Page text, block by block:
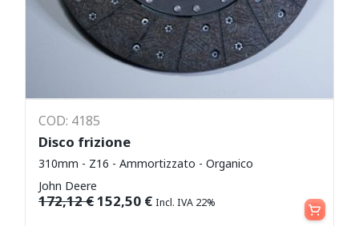
COD: 4185
Disco frizione
310mm - Z16 - Ammortizzato - Organico
John Deere
172,12€152,50 € Incl. IVA 22% Aggiungi al carrello